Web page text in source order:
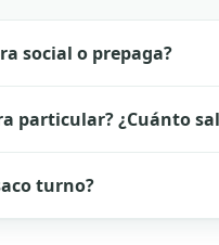
social o prepaga?
particular? ¿Cuánto
turno?